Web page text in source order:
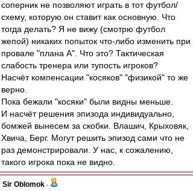
соперник не позволяют играть в тот футбол/
схему, которую он ставит как основную. Что
тогда делать? Я не вижу (смотрю футбол
жепой) никаких попыток что-либо изменить при
провале "плана А". Что это? Тактическая
слабость тренера или тупость игроков?
Насчёт компенсации "косяков" "физикой" то же
верно.
Пока бежали "косяки" были видны меньше.
И насчёт решения эпизода индивидуально,
бомжей вынесем за скобки. Влашич, Крыховяк,
Хвича, Берг. Могут решить эпизод сами что не
раз демонстрировали. У нас, к сожалению,
такого игрока пока не видно.
Sir Oblomok -